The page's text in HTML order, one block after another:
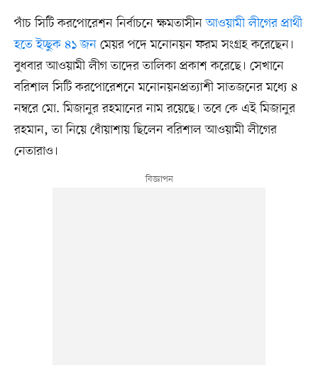
পাঁচ সিটি করপোরেশন নির্বাচনে ক্ষমতাসীনআওয়ামী লীগের প্রার্থী
হতে ইচ্ছুক ৪১ জন মেয়র পদে মনোনয়ন ফরম সংগ্রহ করেছেন।
বুধবার আওয়ামী লীগ তাদের তালিকা প্রকাশ করেছে। সেখানে
বরিশাল সিটি করপোরেশনে মনোনয়নপ্রত্যাশী সাতজনের মধ্যে ৪
নম্বরে মো. মিজানুর রহমানের নাম রয়েছে। তবে কে এই মিজানুর
রহমান, তা নিয়ে ধোঁয়াশায় ছিলেন বরিশাল আওয়ামী লীগের
নেতারাও।